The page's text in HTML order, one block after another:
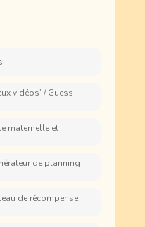
vidéos’ / Guess
maternelle et
de planning
de récompense